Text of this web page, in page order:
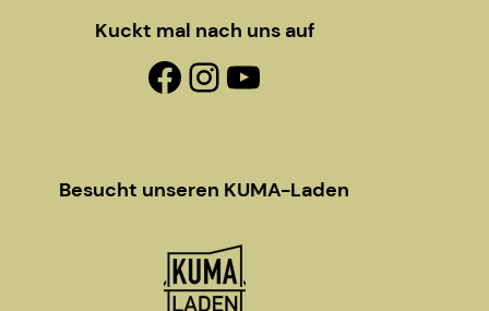
Kuckt mal nach uns auf
Facebook-Fanpage
Instagram
YouTube
Besucht unseren KUMA-Laden